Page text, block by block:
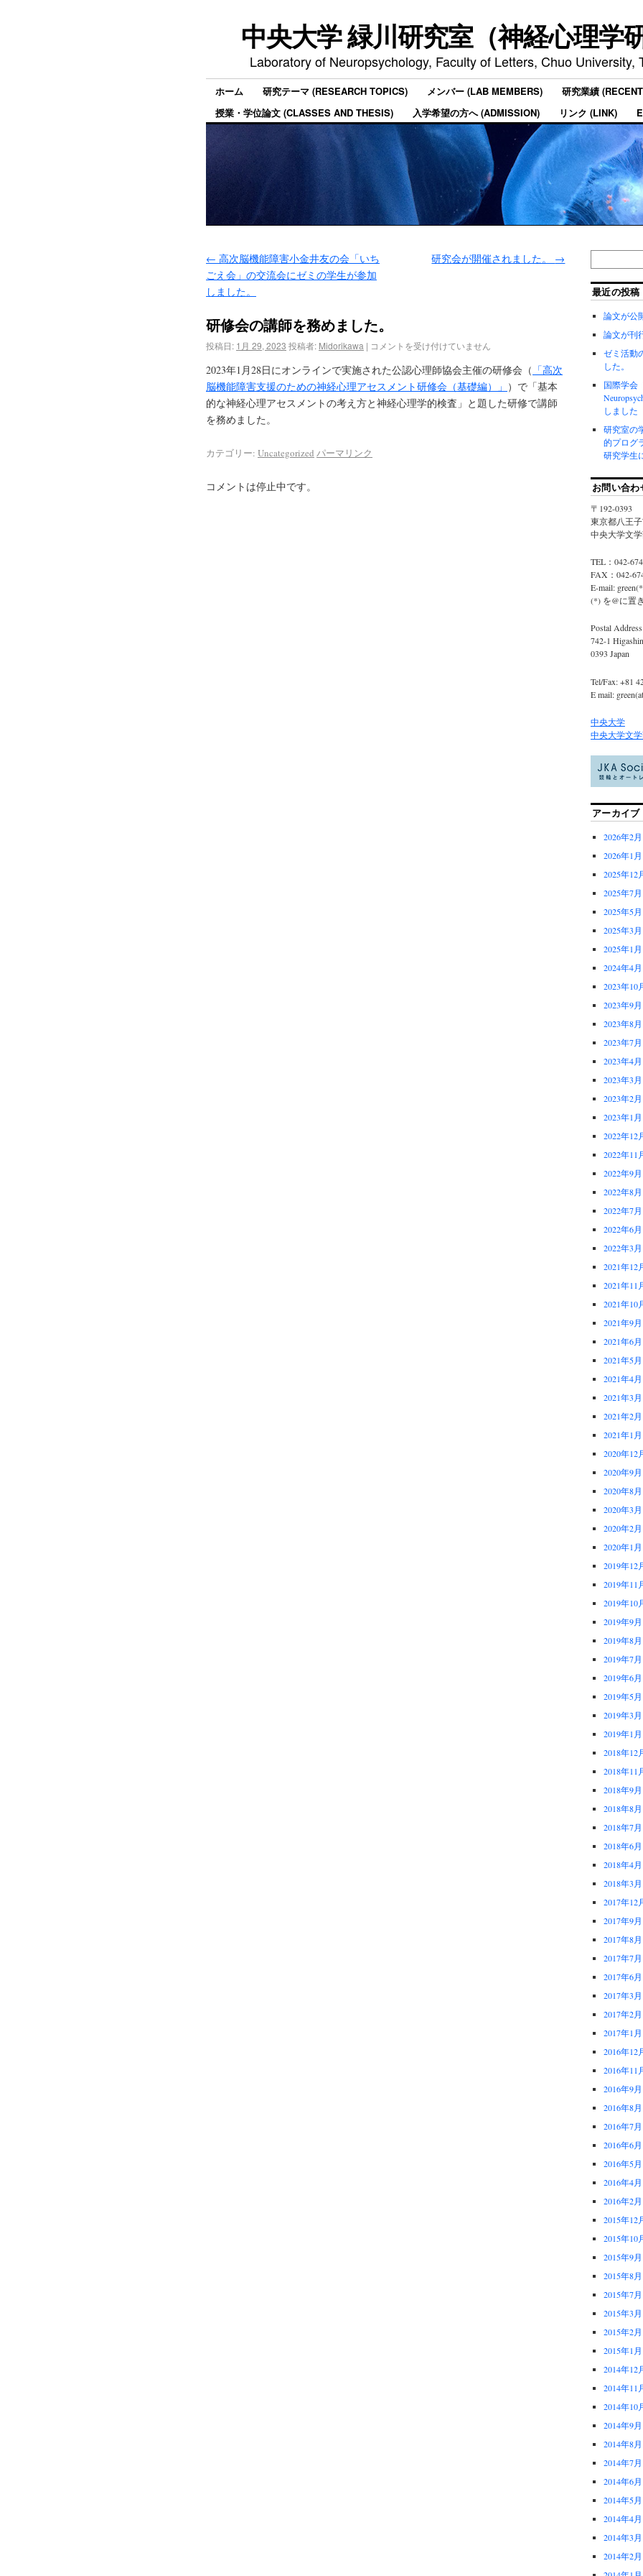
中央大学 緑川研究室（神経心理学
Laboratory of Neuropsychology, Faculty of Letters, Chuo University,
ホーム 研究テーマ (RESEARCH TOPICS) メンバー (LAB MEMBERS)
研究業績
授業・学位論文 (CLASSES AND THESIS)
入学希望の方へ (ADMISSION) リンク (LINK)
← 高次脳機能障害小金井友の会「いち
ごえ会」の交流会にゼミの学生が参加
しました。
研究会が開催されました。 →
研修会の講師を務めました。
投稿日: 1月 29, 2023 投稿者: Midorikawa | コメントを受け付けていません
2023年1月28日にオンラインで実施された公認心理師協会主催の研修会（ 「高次
脳機能障害支援のための神経心理アセスメント研修会（基礎編）」 ）で「基本
的な神経心理アセスメントの考え方と神経心理学的検査」と題した研修で講師
を務めました。
カテゴリー: Uncategorized パーマリンク
コメントは停止中です。
最近の投稿
論文が公
論文が刊
ゼミ活動
した。
国際学会
しました
研究室の
的プログ
研究学生
お問い合
〒192-0393
東京都八王
中央大学文
TEL：042-
FAX：042-
E-mail:
(*) を@に置
Postal Address
742-1
0393 Japan
Tel/Fax: +81
E mail:
中央大学
中央大学文
アーカイブ
2026年2月
2026年1月
2025年12
2025年7月
2025年5月
2025年3月
2025年1月
2024年4月
2023年10
2023年9月
2023年8月
2023年7月
2023年4月
2023年3月
2023年2月
2023年1月
2022年12
2022年11
2022年9月
2022年8月
2022年7月
2022年6月
2022年3月
2021年12
2021年11
2021年10
2021年9月
2021年6月
2021年5月
2021年4月
2021年3月
2021年2月
2021年1月
2020年12
2020年9月
2020年8月
2020年3月
2020年2月
2020年1月
2019年12
2019年11
2019年10
2019年9月
2019年8月
2019年7月
2019年6月
2019年5月
2019年3月
2019年1月
2018年12
2018年11
2018年9月
2018年8月
2018年7月
2018年6月
2018年4月
2018年3月
2017年12
2017年9月
2017年8月
2017年7月
2017年6月
2017年3月
2017年2月
2017年1月
2016年12
2016年11
2016年9月
2016年8月
2016年7月
2016年6月
2016年5月
2016年4月
2016年2月
2015年12
2015年10
2015年9月
2015年8月
2015年7月
2015年3月
2015年2月
2015年1月
2014年12
2014年11
2014年10
2014年9月
2014年8月
2014年7月
2014年6月
2014年5月
2014年4月
2014年3月
2014年2月